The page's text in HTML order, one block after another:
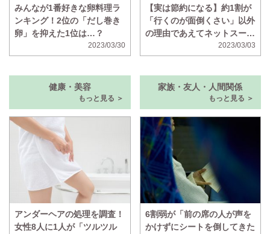
みんなが1番好きな卵料理ラ
ンキング！2位の「だし巻き
卵」を抑えた1位は…？
2023/03/30
【実は節約になる】約1割が
「行くのが面倒くさい」以外
の理由であえてネットスーパ
2023/03/03
健康・美容
もっと見る ＞
アンダーヘアの処理を調査！
女性8人に1人が「ツルツル
家族・友人・人間関係
もっと見る ＞
6割弱が「前の席の人が声を
かけずにシートを倒してきた